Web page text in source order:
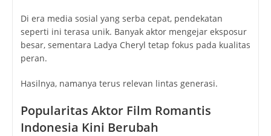
Di era media sosial yang serba cepat, pendekatan
seperti ini terasa unik. Banyak aktor mengejar eksposur
besar, sementara Ladya Cheryl tetap fokus pada kualitas
peran.
Hasilnya, namanya terus relevan lintas generasi.
Popularitas Aktor Film Romantis
Indonesia Kini Berubah